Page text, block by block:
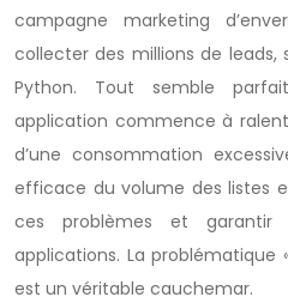
campagne marketing
collecter des millions de
Python. Tout semble
application commence à
d’une consommation
efficace du volume des listes
ces problèmes et
applications. La problématique
est un véritable cauchemar.